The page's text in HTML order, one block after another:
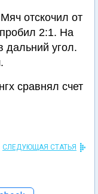
отскочил от
2:1. На
дальний угол.
сравнял счет
СЛЕДУЮЩАЯ СТАТЬЯ